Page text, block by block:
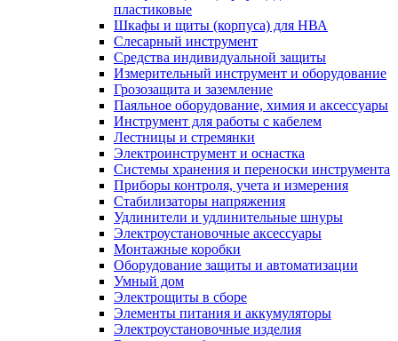
пластиковые
Шкафы и щиты (корпуса) для НВА
Слесарный инструмент
Средства индивидуальной защиты
Измерительный инструмент и оборудование
Грозозащита и заземление
Паяльное оборудование, химия и аксессуары
Инструмент для работы с кабелем
Лестницы и стремянки
Электроинструмент и оснастка
Системы хранения и переноски инструмента
Приборы контроля, учета и измерения
Стабилизаторы напряжения
Удлинители и удлинительные шнуры
Электроустановочные аксессуары
Монтажные коробки
Оборудование защиты и автоматизации
Умный дом
Электрощиты в сборе
Элементы питания и аккумуляторы
Электроустановочные изделия